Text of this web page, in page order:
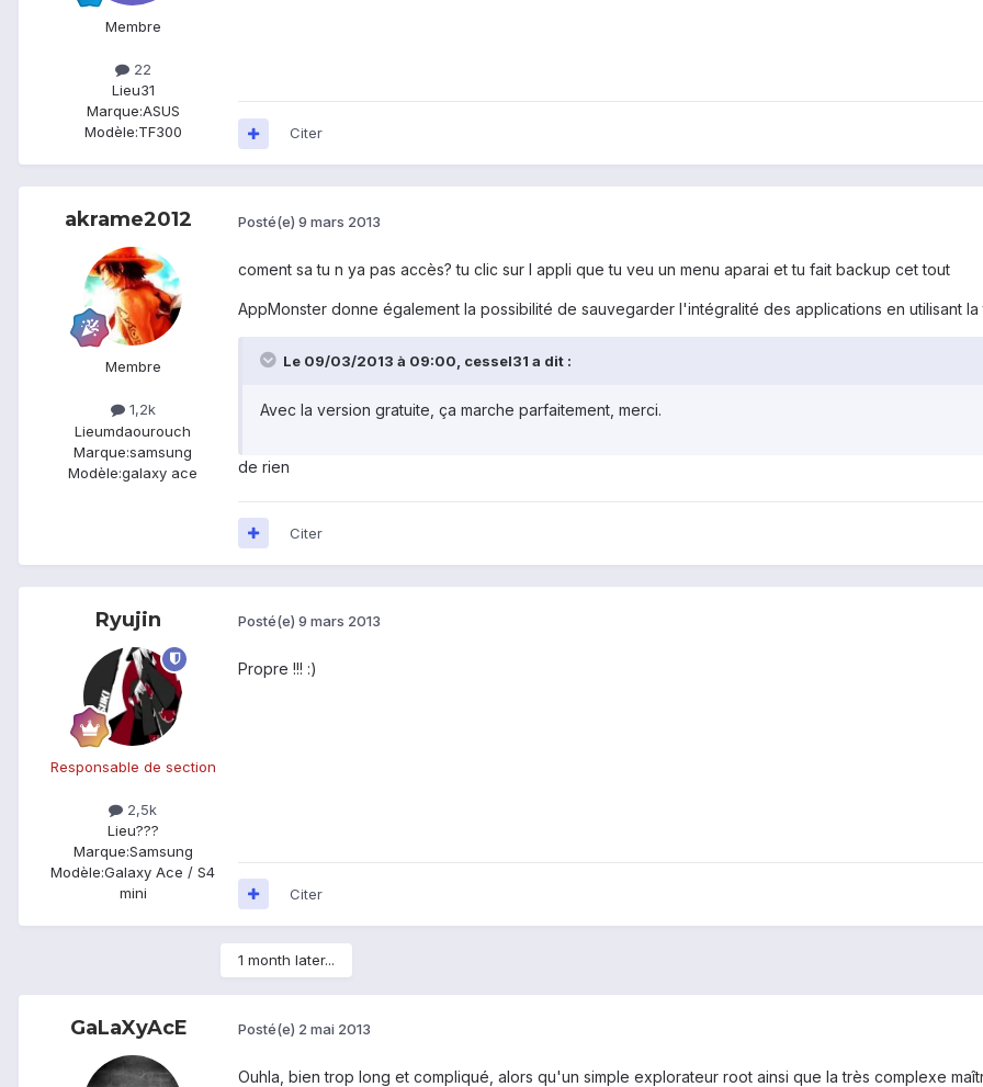
Membre
22
Lieu31
Marque:ASUS
Modèle:TF300 Citer
akrame2012
Membre
1,2k
Lieumdaourouch
Marque:samsung
Modèle:galaxy ace
Posté(e) 9 mars 2013
coment sa tu n ya pas accès? tu clic sur l appli que tu veu un menu aparai et tu fait backup cet tout
AppMonster donne également la possibilité de sauvegarder l'intégralité des applications en utilisant
Le 09/03/2013 à 09:00, cessel31 a dit :
Avec la version gratuite, ça marche parfaitement, merci.
de rien
Citer
Ryujin
Responsable de section
2,5k
Lieu???
Marque:Samsung
Modèle:Galaxy Ace / S4
mini
Posté(e) 9 mars 2013
Propre !!! :)
Citer
1 month later...
GaLaXyAcE Posté(e) 2 mai 2013
Ouhla, bien trop long et compliqué, alors qu'un simple explorateur root ainsi que la très complexe